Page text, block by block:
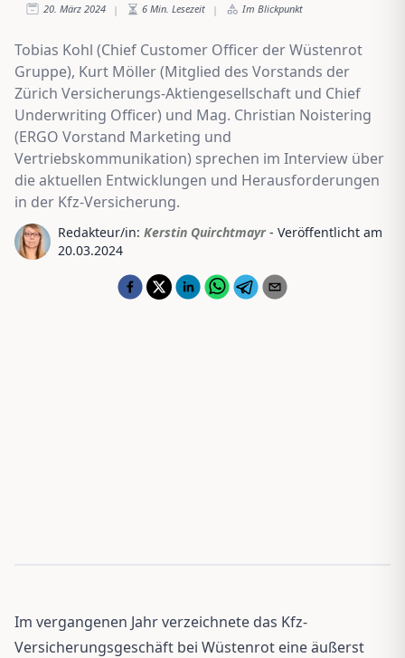
20. März 2024 | 6 Min. Lesezeit | Im Blickpunkt
Tobias Kohl (Chief Customer Officer der Wüstenrot
Gruppe), Kurt Möller (Mitglied des Vorstands der
Zürich Versicherungs-Aktiengesellschaft und Chief
Underwriting Officer) und Mag. Christian Noistering
(ERGO Vorstand Marketing und
Vertriebskommunikation) sprechen im Interview über
die aktuellen Entwicklungen und Herausforderungen
in der Kfz-Versicherung.
Redakteur/in: Kerstin Quirchtmayr - Veröffentlicht am
20.03.2024
Im vergangenen Jahr verzeichnete das Kfz-
Versicherungsgeschäft bei Wüstenrot eine äußerst